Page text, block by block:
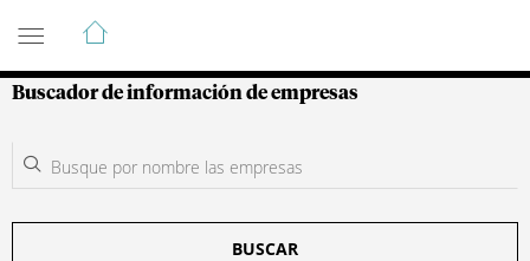
Guía de Empresas Colombianas
Buscador de información de empresas
BUSCAR